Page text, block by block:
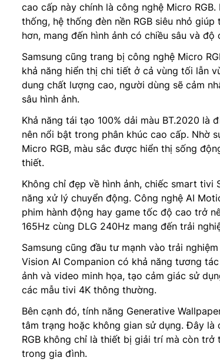
cao cấp này chính là công nghệ Micro
thống, hệ thống đèn nền RGB siêu nhỏ
hơn, mang đến hình ảnh có chiều sâu và
Samsung cũng trang bị công nghệ Micro
khả năng hiển thị chi tiết ở cả vùng tối lẫn
dung chất lượng cao, người dùng sẽ cảm
sâu hình ảnh.
Khả năng tái tạo 100% dải màu BT.2020
nên nổi bật trong phân khúc cao cấp. Nhờ
Micro RGB, màu sắc được hiển thị sống
thiết.
Không chỉ đẹp về hình ảnh, chiếc smart tivi
năng xử lý chuyển động. Công nghệ AI
phim hành động hay game tốc độ cao trở
165Hz cùng DLG 240Hz mang đến trải
Samsung cũng đầu tư mạnh vào trải
Vision AI Companion có khả năng tương
ảnh và video minh họa, tạo cảm giác sử
các mẫu tivi 4K thông thường.
Bên cạnh đó, tính năng Generative
tâm trạng hoặc không gian sử dụng. Đây
RGB không chỉ là thiết bị giải trí mà còn
trong gia đình.